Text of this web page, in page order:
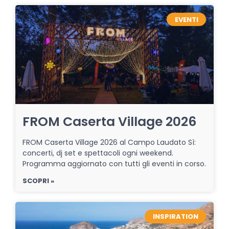
EVENTI
FROM Caserta Village 2026
FROM Caserta Village 2026 al Campo Laudato Sì:
concerti, dj set e spettacoli ogni weekend.
Programma aggiornato con tutti gli eventi in corso.
SCOPRI »
INSPIRATION